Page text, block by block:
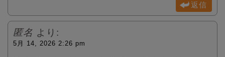
返信
匿名 より:
5月 14, 2026 2:26 pm